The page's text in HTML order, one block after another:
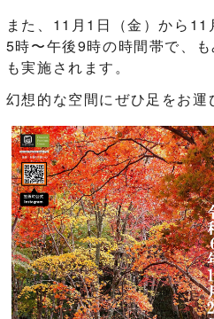
また、11月1日（金）から
5時〜午後9時の時間帯で、
も実施されます。
幻想的な空間にぜひ足をお運